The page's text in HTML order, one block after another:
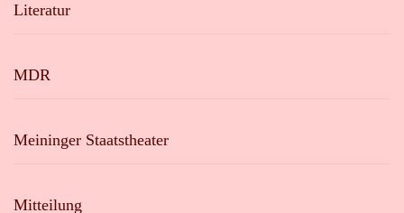
Literatur
MDR
Meininger Staatstheater
Mitteilung